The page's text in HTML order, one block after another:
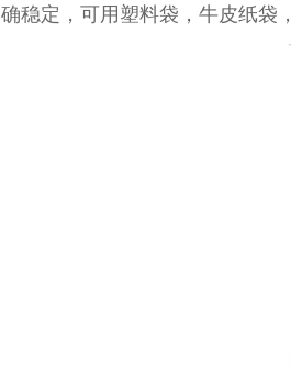
确稳定，可用塑料袋，牛皮纸袋